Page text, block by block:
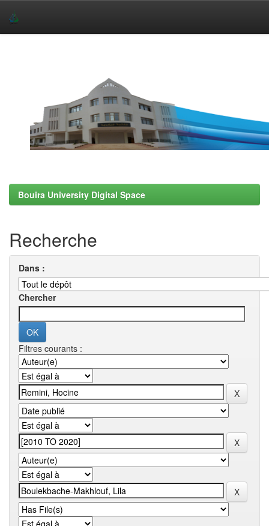
Bouira University Digital Space
Recherche
Dans :
Chercher
Filtres courants :